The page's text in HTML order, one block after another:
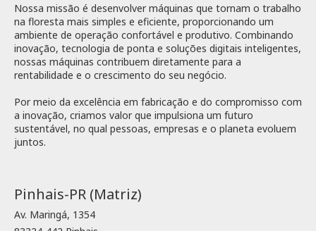
Nossa missão é desenvolver máquinas que tornam o trabalho
na floresta mais simples e eficiente, proporcionando um
ambiente de operação confortável e produtivo. Combinando
inovação, tecnologia de ponta e soluções digitais inteligentes,
nossas máquinas contribuem diretamente para a
rentabilidade e o crescimento do seu negócio.
Por meio da excelência em fabricação e do compromisso com
a inovação, criamos valor que impulsiona um futuro
sustentável, no qual pessoas, empresas e o planeta evoluem
juntos.
Pinhais-PR (Matriz)
Av. Maringá, 1354